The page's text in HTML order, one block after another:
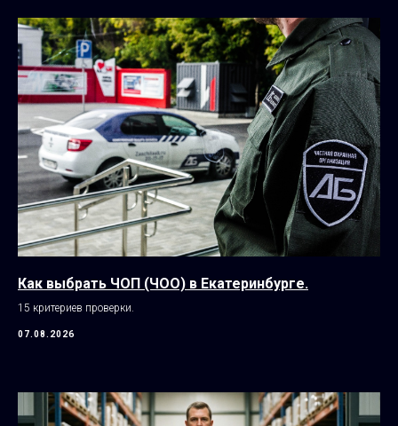
Как выбрать ЧОП (ЧОО) в Екатеринбурге.
15 критериев проверки.
07.08.2026